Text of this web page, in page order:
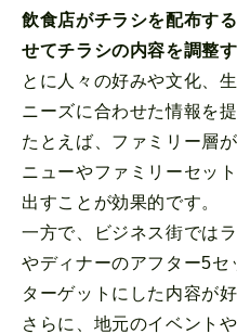
飲食店がチラシを配布す
せてチラシの内容を調整
とに人々の好みや文化、
ニーズに合わせた情報を
たとえば、ファミリー層
ニューやファミリーセッ
出すことが効果的です。
一方で、ビジネス街では
やディナーのアフター5
ターゲットにした内容が
さらに、地元のイベント